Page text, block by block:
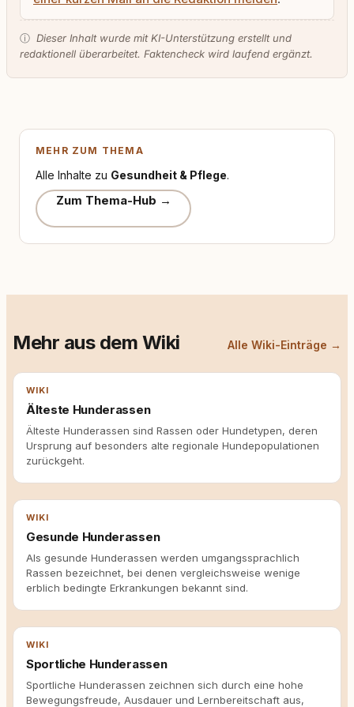
ⓘ Dieser Inhalt wurde mit KI-Unterstützung erstellt und
redaktionell überarbeitet. Faktencheck wird laufend ergänzt.
MEHR ZUM THEMA
Alle Inhalte zu Gesundheit & Pflege.
Zum Thema-Hub →
Mehr aus dem Wiki Alle Wiki-Einträge →
WIKI
Älteste Hunderassen
Älteste Hunderassen sind Rassen oder Hundetypen, deren
Ursprung auf besonders alte regionale Hundepopulationen
zurückgeht.
WIKI
Gesunde Hunderassen
Als gesunde Hunderassen werden umgangssprachlich
Rassen bezeichnet, bei denen vergleichsweise wenige
erblich bedingte Erkrankungen bekannt sind.
WIKI
Sportliche Hunderassen
Sportliche Hunderassen zeichnen sich durch eine hohe
Bewegungsfreude, Ausdauer und Lernbereitschaft aus,